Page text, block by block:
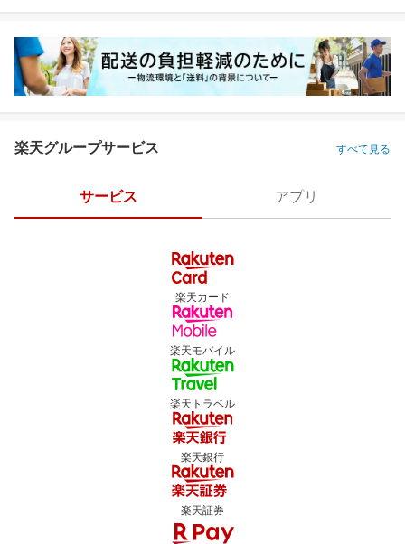
楽天グループサービス すべて見る
サービス アプリ
楽天カード
楽天モバイル
楽天トラベル
楽天銀行
楽天証券